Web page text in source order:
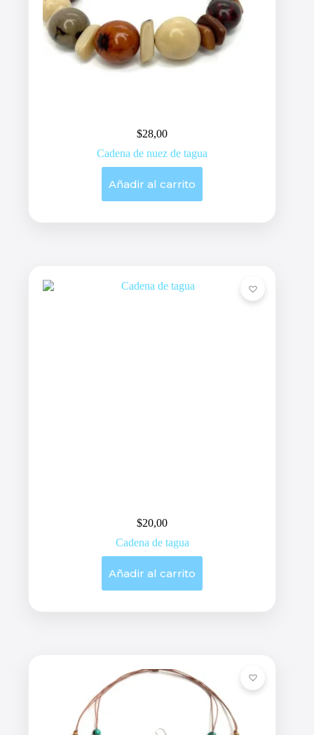
$28,00
Cadena de nuez de tagua
Añadir al carrito
$20,00
Cadena de tagua
Añadir al carrito